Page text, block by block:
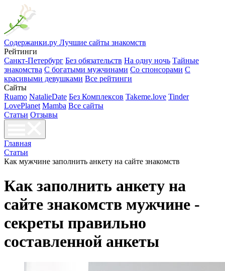
Содержанки.ру Лучшие сайты знакомств
Рейтинги
Санкт-Петербург Без обязательств На одну ночь Тайные
знакомства С богатыми мужчинами Со спонсорами С
красивыми девушками Все рейтинги
Сайты
Ruamo NatalieDate Без Комплексов Takeme.love Tinder
LovePlanet Mamba Все сайты
Статьи Отзывы
Главная
Статьи
Как мужчине заполнить анкету на сайте знакомств
Как заполнить анкету на
сайте знакомств мужчине -
секреты правильно
составленной анкеты